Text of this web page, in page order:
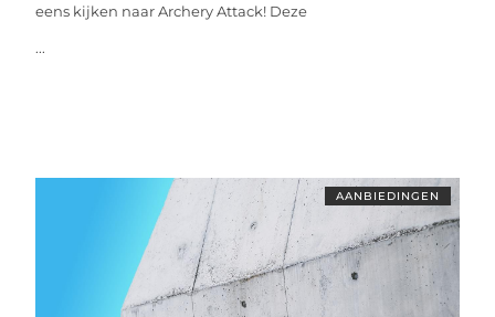
eens kijken naar Archery Attack! Deze
...
AANBIEDINGEN